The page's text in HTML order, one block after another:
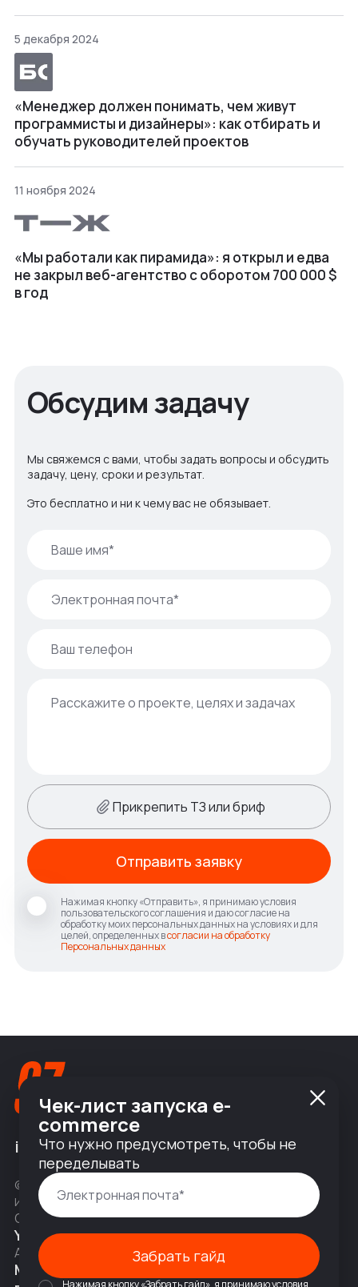
5 декабря 2024
«Менеджер должен понимать, чем живут
программисты и дизайнеры»: как отбирать и
обучать руководителей проектов
11 ноября 2024
«Мы работали как пирамида»: я открыл и едва
не закрыл веб⁠-⁠агентство с оборотом 700 000 $
в год
Обсудим задачу
Мы свяжемся с вами, чтобы задать вопросы и обсудить
задачу, цену, сроки и результат.
Это бесплатно и ни к чему вас не обязывает.
Прикрепить ТЗ или бриф
Нажимая кнопку «Отправить», я принимаю условия
пользовательского соглашения и даю согласие на
обработку моих персональных данных на условиях и для
целей, определенных всогласии на обработку
Персональных данных
Отправить заявку
info@nineseven.ru
© 2010 — 2026 ООО «Найнсевен», УНП 191376768,
ИНН 9710142077, КПП 771001001, ОГРН 1247700831377
Соц сети
YouTubeНаписать в Telegram
Адрес
Москва, 2-я Тверская-Ямская 18,
Чек-лист запуска e-
commerce
Что нужно предусмотреть, чтобы не
переделывать
Забрать гайд
Нажимая кнопку «Забрать гайд», я принимаю условия